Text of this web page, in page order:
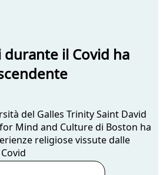
il Covid ha
del Galles Trinity Saint David
Mind and Culture di Boston ha
religiose vissute dalle